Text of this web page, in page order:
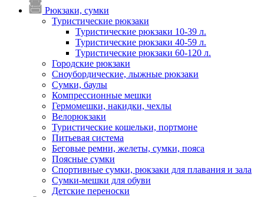
Рюкзаки, сумки
Туристические рюкзаки
Туристические рюкзаки 10-39 л.
Туристические рюкзаки 40-59 л.
Туристические рюкзаки 60-120 л.
Городские рюкзаки
Сноубордические, лыжные рюкзаки
Сумки, баулы
Компрессионные мешки
Гермомешки, накидки, чехлы
Велорюкзаки
Туристические кошельки, портмоне
Питьевая система
Беговые ремни, желеты, сумки, пояса
Поясные сумки
Спортивные сумки, рюкзаки для плавания и зала
Сумки-мешки для обуви
Детские переноски